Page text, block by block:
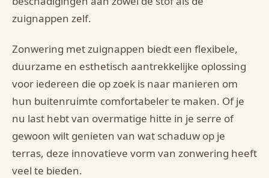
zuignappen zelf.
Zonwering met zuignappen biedt een flexibele,
duurzame en esthetisch aantrekkelijke oplossing
voor iedereen die op zoek is naar manieren om
hun buitenruimte comfortabeler te maken. Of je
nu last hebt van overmatige hitte in je serre of
gewoon wilt genieten van wat schaduw op je
terras, deze innovatieve vorm van zonwering heeft
veel te bieden.